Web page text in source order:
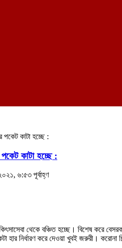
পকেট কাটা হচ্ছে :
কাটা হচ্ছে :
৬:৫৩ পূর্বাহ্ণ
থেকে বঞ্চিত হচ্ছে। বিশেষ করে
হার নির্ধারণ করে দেওয়া খুবই জরুরী। করোনা